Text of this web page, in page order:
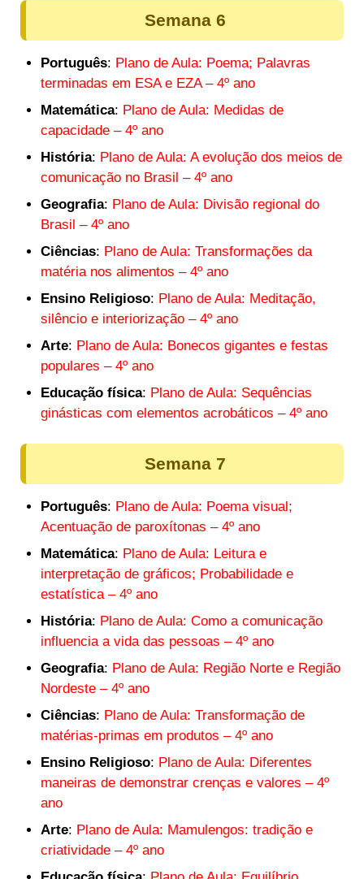
Semana 6
Português: Plano de Aula: Poema; Palavras
terminadas em ESA e EZA – 4º ano
Matemática: Plano de Aula: Medidas de
capacidade – 4º ano
História: Plano de Aula: A evolução dos meios de
comunicação no Brasil – 4º ano
Geografia: Plano de Aula: Divisão regional do
Brasil – 4º ano
Ciências: Plano de Aula: Transformações da
matéria nos alimentos – 4º ano
Ensino Religioso: Plano de Aula: Meditação,
silêncio e interiorização – 4º ano
Arte: Plano de Aula: Bonecos gigantes e festas
populares – 4º ano
Educação física: Plano de Aula: Sequências
ginásticas com elementos acrobáticos – 4º ano
Semana 7
Português: Plano de Aula: Poema visual;
Acentuação de paroxítonas – 4º ano
Matemática: Plano de Aula: Leitura e
interpretação de gráficos; Probabilidade e
estatística – 4º ano
História: Plano de Aula: Como a comunicação
influencia a vida das pessoas – 4º ano
Geografia: Plano de Aula: Região Norte e Região
Nordeste – 4º ano
Ciências: Plano de Aula: Transformação de
matérias-primas em produtos – 4º ano
Ensino Religioso: Plano de Aula: Diferentes
maneiras de demonstrar crenças e valores – 4º
ano
Arte: Plano de Aula: Mamulengos: tradição e
criatividade – 4º ano